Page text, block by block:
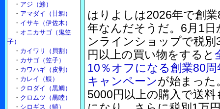
はりよしは2026年で創業
年なんだそうだ。6月1日
ンラインショップで税別
円以上の買い物をすると
10％オフになる創業80周
キャンペーンが始まった
5000円以上の購入で送料
・ アジ（鯵）
・ アマダイ（甘鯛）
・ イサキ（伊佐木）
・ オニカサゴ（鬼笠
子）
・ カイワリ（貝割）
・ カサゴ（笠子）
・ カワハギ（皮剥）
・ カレイ（鰈）
・ クロダイ（黒鯛）
・ クロムツ（黒睦）
・ シロギス（鱚）